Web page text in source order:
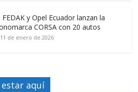
FEDAK y Opel Ecuador lanzan la
CORSA con 20 autos
11 de enero de 2026
aquí